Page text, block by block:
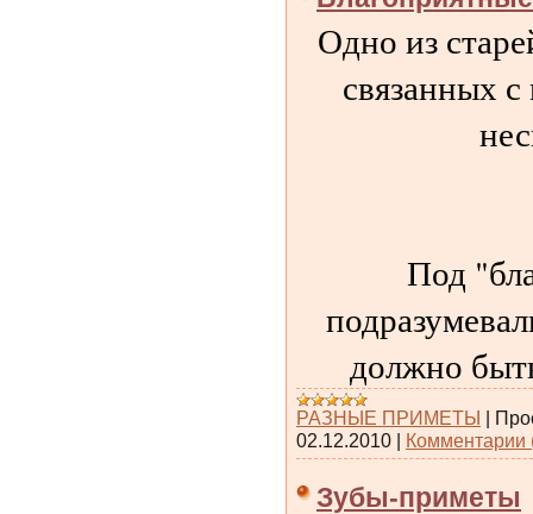
Одно из
связанных
Под
должно
РАЗНЫЕ ПРИМЕТЫ |
02.12.2010 | Комментарии
Зубы-приметы